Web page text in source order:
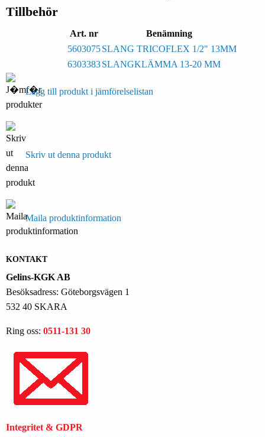
Tillbehör
Art. nr
Benämning
5603075SLANG TRICOFLEX 1/2" 13MM
6303383SLANGKLÄMMA 13-20 MM
Lägg till produkt i jämförelselistan
Skriv ut denna produkt
Maila produktinformation
KONTAKT
Gelins-KGK AB
Besöksadress: Göteborgsvägen 1
532 40 SKARA
Ring oss: 0511-131 30
Integritet & GDPR